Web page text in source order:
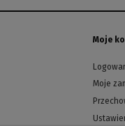
Moje
Moje